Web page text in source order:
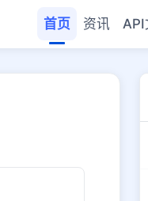
首页 资讯 API